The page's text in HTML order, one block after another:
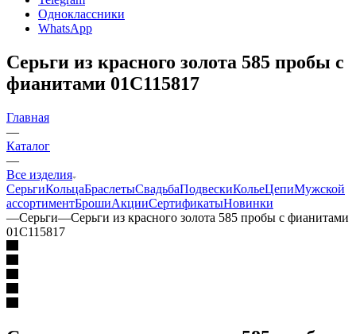
Одноклассники
WhatsApp
Серьги из красного золота 585 пробы с
фианитами 01С115817
Главная
—
Каталог
—
Все изделия
СерьгиКольцаБраслетыСвадьбаПодвескиКольеЦепиМужской
ассортиментБрошиАкцииСертификатыНовинки
—Серьги—Серьги из красного золота 585 пробы с фианитами
01С115817